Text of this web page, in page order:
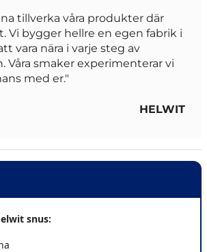
tillverka våra produkter där
Vi bygger hellre en egen fabrik i
vara nära i varje steg av
Våra smaker experimenterar vi
med er."
HELWIT
snus: